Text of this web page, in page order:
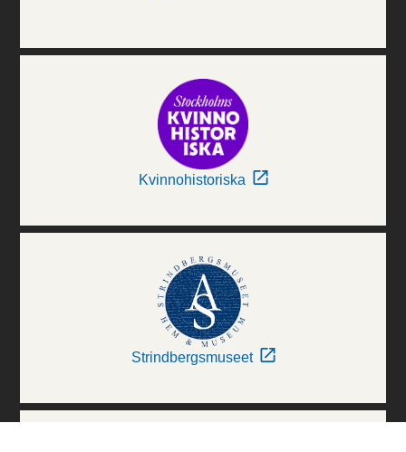
Kvinnohistoriska
Strindbergsmuseet